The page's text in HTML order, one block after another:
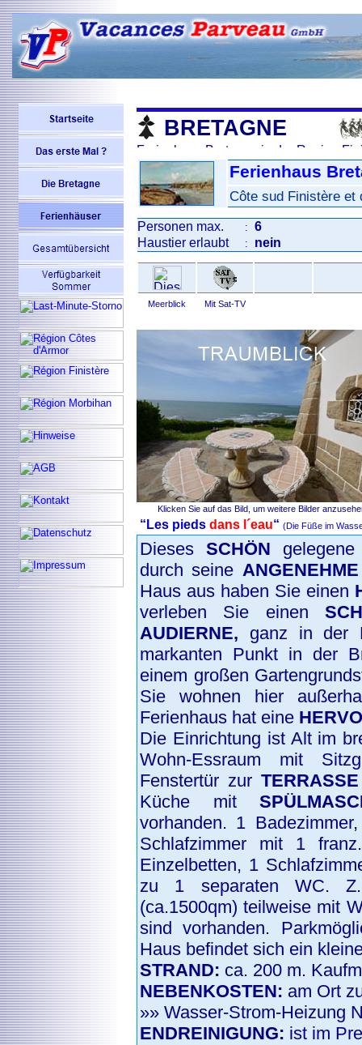
BRETAGNE
Ferienhaus
Côte sud Finistère et
Personen max. : 6
Haustier erlaubt
: nein
Meerblick Mit Sat-TV
Klicken Sie auf das Bild, um weitere Bilder
“Les pieds dans l´eau“ (Die Füße im
Dieses SCHÖN
durch seine ANGENEHME
Haus aus haben Sie einen
verleben Sie einen
AUDIERNE, ganz in der
markanten Punkt in der
einem großen
Sie wohnen hier
Ferienhaus hat eine
Die Einrichtung ist Alt im
Wohn-Essraum mit
Fenstertür zur TERRASSE
Küche mit
vorhanden. 1
Schlafzimmer mit 1
Einzelbetten, 1
zu 1 separaten WC. Z.-
(ca.1500qm) teilweise mit
sind vorhanden.
Haus befindet sich ein
STRAND: ca. 200 m.
NEBENKOSTEN: am Ort
»» Wasser-Strom-Heizung
ENDREINIGUNG: ist im